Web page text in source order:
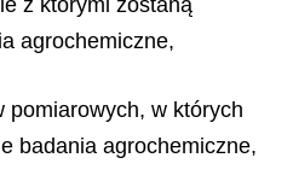
z którymi zostaną
agrochemiczne,
pomiarowych, w których
badania agrochemiczne,